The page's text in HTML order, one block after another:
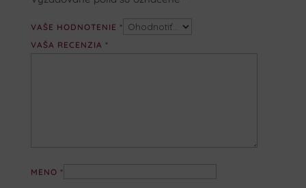
VAŠE HODNOTENIE *
VAŠA RECENZIA *
MENO *